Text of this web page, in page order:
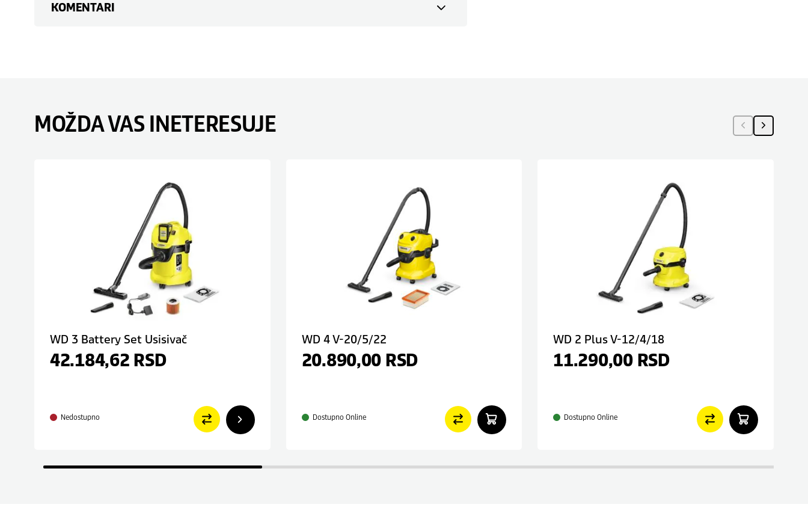
KOMENTARI
MOŽDA VAS INETERESUJE
WD 3 Battery Set Usisivač
42.184,62 RSD
Nedostupno
WD 4 V-20/5/22
20.890,00 RSD
Dostupno Online
WD 2 Plus V-12/4/18
11.290,00 RSD
Dostupno Online